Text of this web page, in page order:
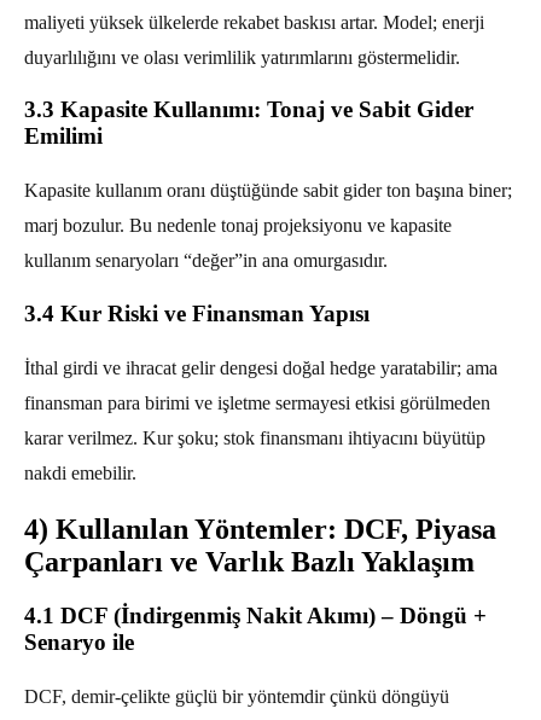
maliyeti yüksek ülkelerde rekabet baskısı artar. Model; enerji
duyarlılığını ve olası verimlilik yatırımlarını göstermelidir.
3.3 Kapasite Kullanımı: Tonaj ve Sabit Gider
Emilimi
Kapasite kullanım oranı düştüğünde sabit gider ton başına biner;
marj bozulur. Bu nedenle tonaj projeksiyonu ve kapasite
kullanım senaryoları “değer”in ana omurgasıdır.
3.4 Kur Riski ve Finansman Yapısı
İthal girdi ve ihracat gelir dengesi doğal hedge yaratabilir; ama
finansman para birimi ve işletme sermayesi etkisi görülmeden
karar verilmez. Kur şoku; stok finansmanı ihtiyacını büyütüp
nakdi emebilir.
4) Kullanılan Yöntemler: DCF, Piyasa
Çarpanları ve Varlık Bazlı Yaklaşım
4.1 DCF (İndirgenmiş Nakit Akımı) – Döngü +
Senaryo ile
DCF, demir-çelikte güçlü bir yöntemdir çünkü döngüyü